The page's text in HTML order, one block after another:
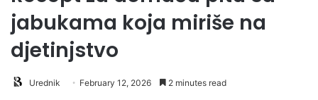
jabukama koja miriše na
djetinjstvo
Urednik February 12, 2026 2 minutes read